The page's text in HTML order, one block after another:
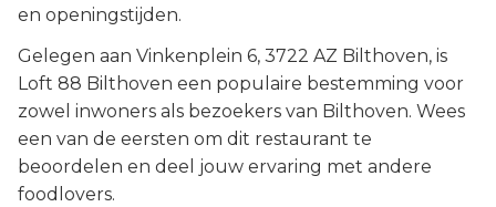
en openingstijden.
Gelegen aan Vinkenplein 6, 3722 AZ Bilthoven, is
Loft 88 Bilthoven een populaire bestemming voor
zowel inwoners als bezoekers van Bilthoven. Wees
een van de eersten om dit restaurant te
beoordelen en deel jouw ervaring met andere
foodlovers.